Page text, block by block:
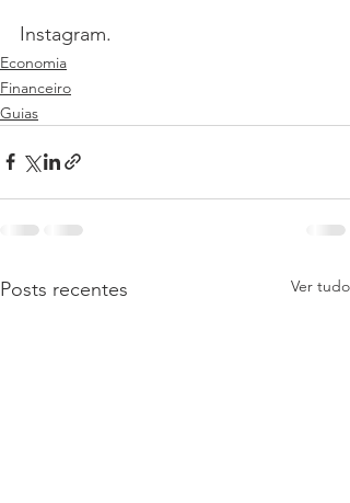
Instagram.
Economia
Financeiro
Guias
Posts recentes Ver tudo